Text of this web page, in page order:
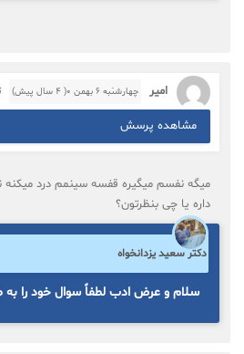
امیر چهارشنبه ۶ بهمن ۰( 4 سال پیش)
مشاهده پرسش
میگه نفسم میگیره قفسه سینمم درد
داره یا چی بنظرتون؟
دکتر سعید یزدانخواه
سلام و عرض ادب لطفاً سوال خود را به